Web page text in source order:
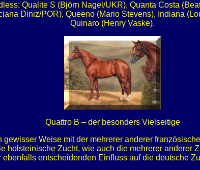
Qualite S (Björn Nagel/UKR), Quanta Costa
Diniz/POR), Queeno (Mario Stevens), Indiana
Quinaro (Henry Vaske).
Quattro B – der besonders Vielseitige
Weise mit der mehrerer anderer
holsteinische Zucht, wie auch die mehrerer anderer
ebenfalls entscheidenden Einfluss auf die deutsche